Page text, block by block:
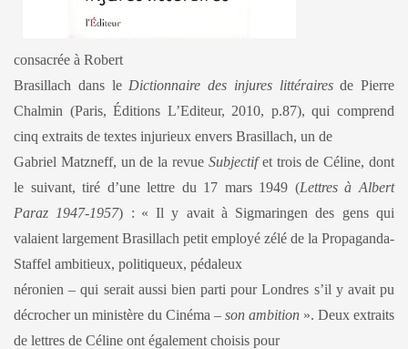
consacrée à Robert
Brasillach dans le Dictionnaire des injures littérairesde Pierre
Chalmin (Paris, Éditions L’Editeur, 2010, p.87), qui comprend
cinq extraits de textes injurieux envers Brasillach, un de
Gabriel Matzneff, un de la revue Subjectifet trois de Céline, dont
le suivant, tiré d’une lettre du 17 mars 1949 (Lettres à Albert
Paraz 1947-1957) : « Il y avait à Sigmaringen des gens qui
valaient largement Brasillach petit employé zélé de la Propaganda-
Staffel ambitieux, politiqueux, pédaleux
néronien – qui serait aussi bien parti pour Londres s’il y avait pu
décrocher un ministère du Cinéma – son ambition ». Deux extraits
de lettres de Céline ont également choisis pour